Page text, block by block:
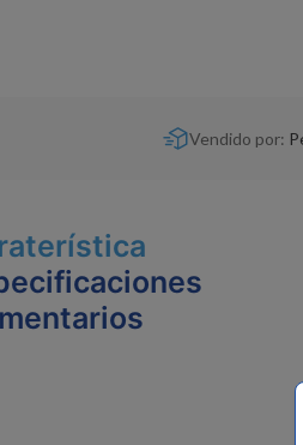
Vendido por: